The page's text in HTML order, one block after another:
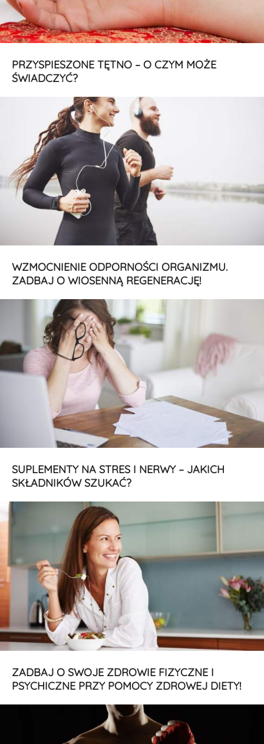
PRZYSPIESZONE TĘTNO – O CZYM MOŻE
ŚWIADCZYĆ?
WZMOCNIENIE ODPORNOŚCI ORGANIZMU.
ZADBAJ O WIOSENNĄ REGENERACJĘ!
SUPLEMENTY NA STRES I NERWY – JAKICH
SKŁADNIKÓW SZUKAĆ?
ZADBAJ O SWOJE ZDROWIE FIZYCZNE I
PSYCHICZNE PRZY POMOCY ZDROWEJ DIETY!